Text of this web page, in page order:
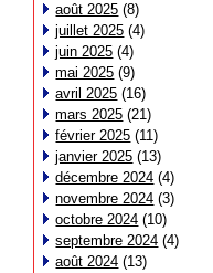
août 2025 (8)
juillet 2025 (4)
juin 2025 (4)
mai 2025 (9)
avril 2025 (16)
mars 2025 (21)
février 2025 (11)
janvier 2025 (13)
décembre 2024 (4)
novembre 2024 (3)
octobre 2024 (10)
septembre 2024 (4)
août 2024 (13)